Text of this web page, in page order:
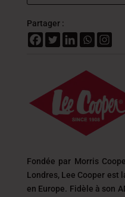
Partager :
Fondée par Morris
Londres, Lee Cooper est
en Europe. Fidèle à son